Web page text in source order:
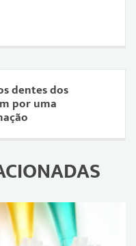
dentes dos
por uma